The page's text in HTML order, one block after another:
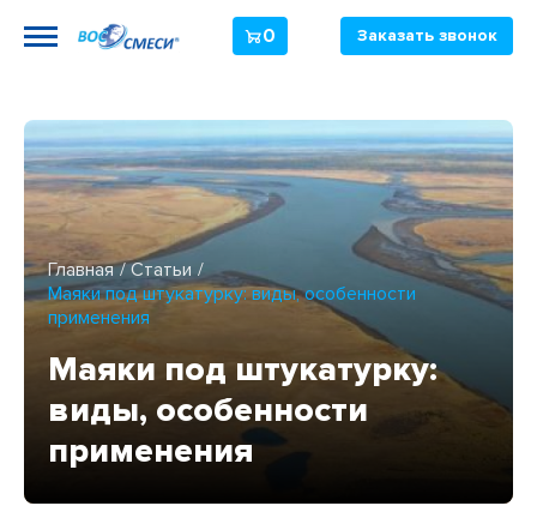
0 Заказать звонок
Главная
Статьи
Маяки под штукатурку: виды, особенности
применения
Маяки под штукатурку:
виды, особенности
применения